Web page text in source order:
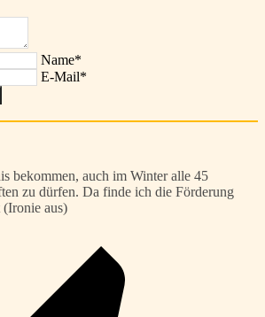
Name*
E-Mail*
bekommen, auch im Winter alle 45
zu dürfen. Da finde ich die Förderung
(Ironie aus)